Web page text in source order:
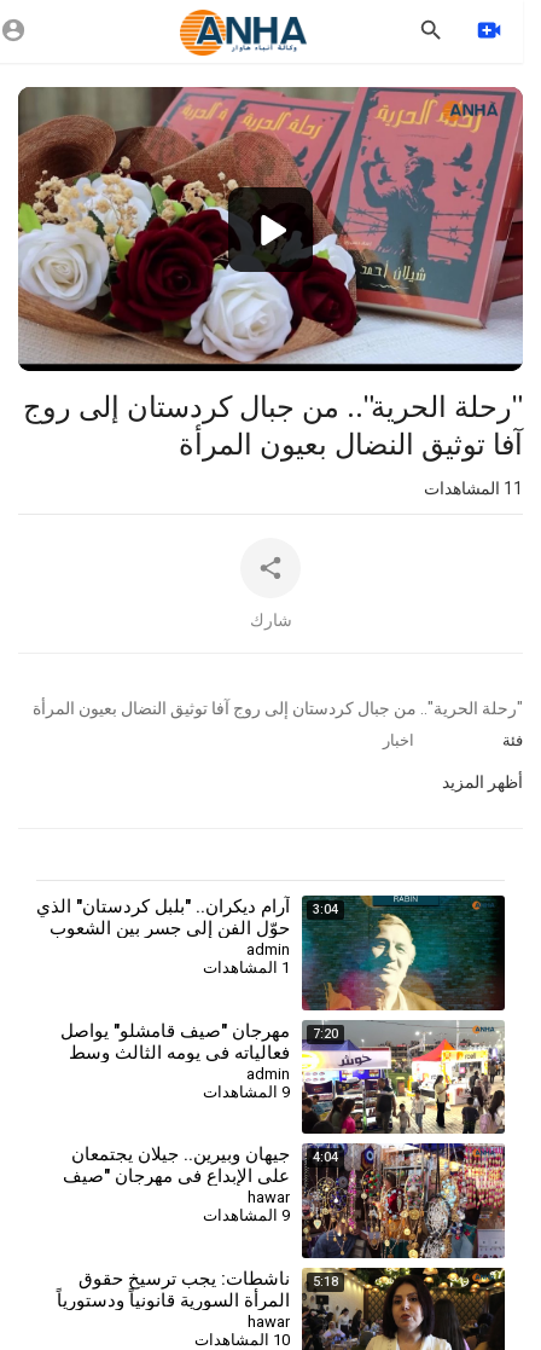
Video
Player
1080p
360p
240p
auto
⁣"رحلة الحرية".. من جبال كردستان إلى روج
آفا توثيق النضال بعيون المرأة
المشاهدات
شارك
⁣⁣"رحلة الحرية".. من جبال كردستان إلى روج آفا توثيق النضال بعيون المرأة
فئة اخبار
أظهر المزيد
3:04
آرام ديكران.. "بلبل كردستان" الذي
حوّل الفن إلى جسر بين الشعوب
admin
1 المشاهدات
7:20
⁣⁣مهرجان "صيف قامشلو" يواصل
فعالياته في يومه الثالث وسط
إقبال جماهيري
admin
9 المشاهدات
4:04
جيهان وبيرين.. جيلان يجتمعان
على الإبداع في مهرجان "صيف
قامشلو"
hawar
9 المشاهدات
5:18
ناشطات: يجب ترسيخ حقوق
المرأة السورية قانونياً ودستورياً
hawar
10 المشاهدات